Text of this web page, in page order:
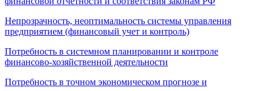
Непрозрачность, неоптимальность системы управления
предприятием (финансовый учет и контроль)
Потребность в системном планировании и контроле
финансово-хозяйственной деятельности
Потребность в точном экономическом прогнозе и